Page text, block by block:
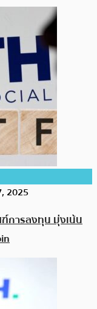
2025
การลงทุน มุ่งเน้น